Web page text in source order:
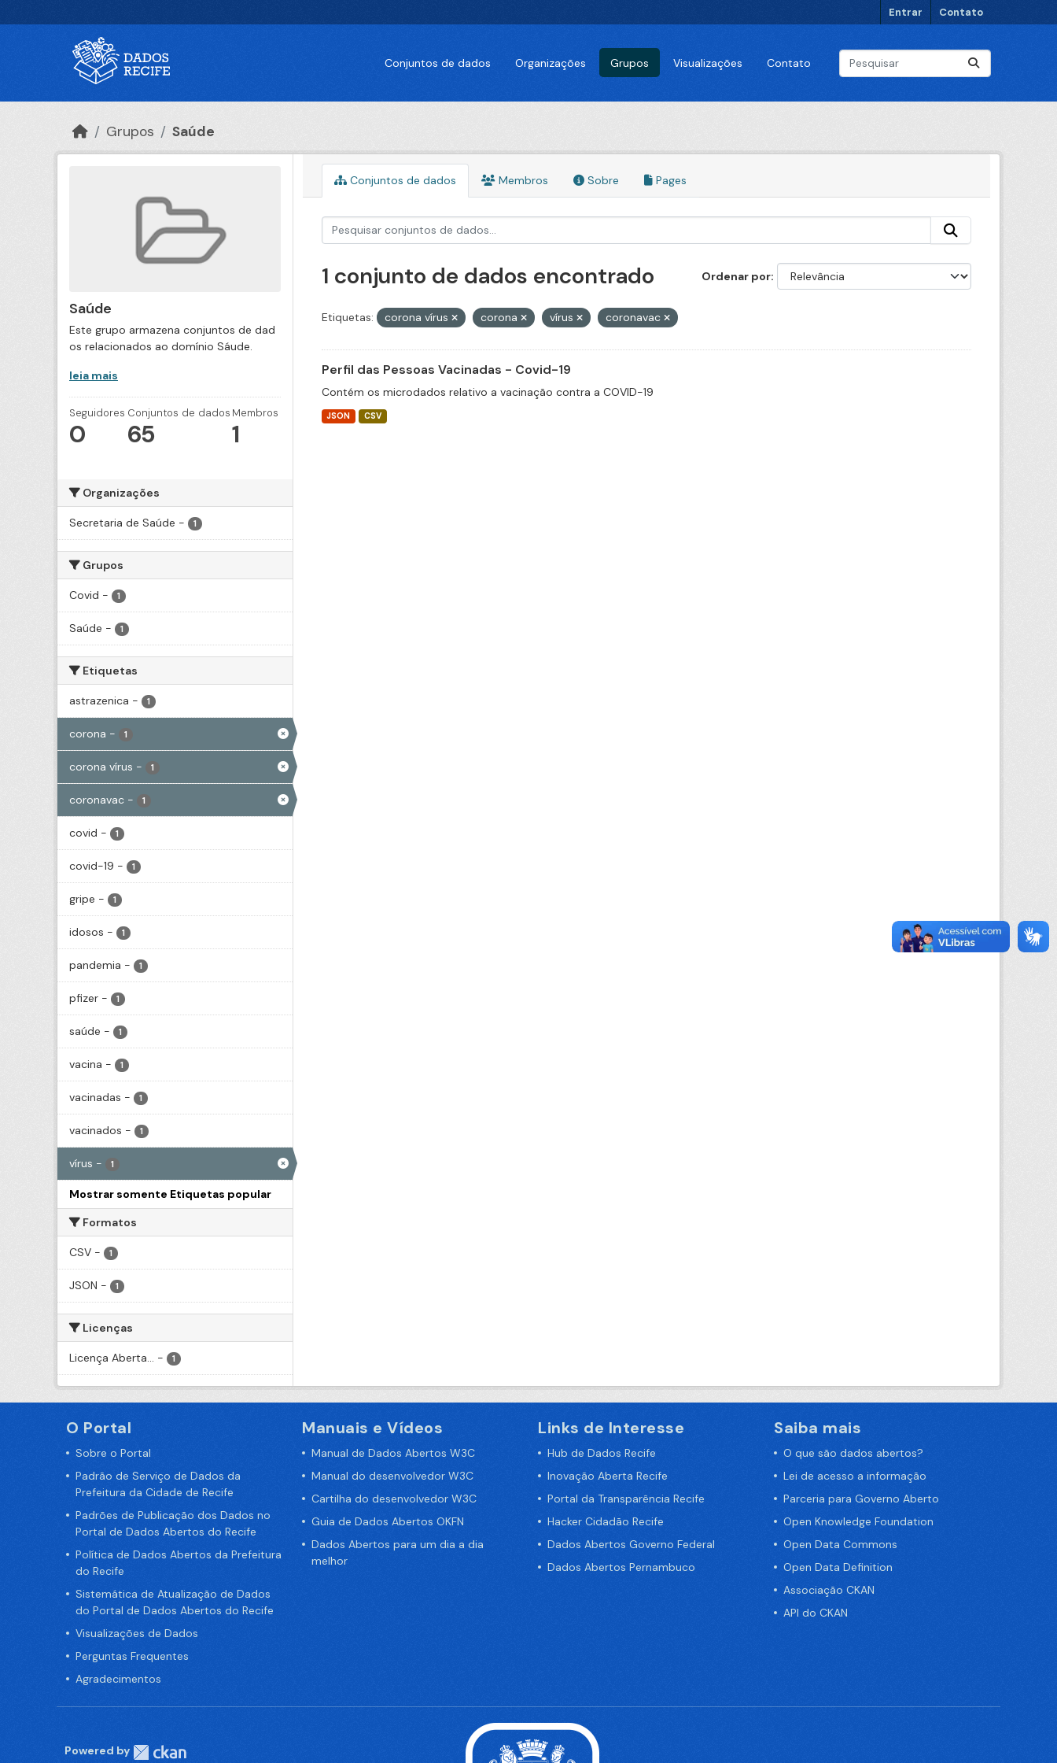
Entrar Contato
Conjuntos de dados Organizações Grupos Visualizações Contato
Grupos Saúde
Saúde
Este grupo armazena conjuntos de dad
os relacionados ao domínio Sáude.
leia mais
Seguidores
0
Conjuntos de dados
65
Membros
1
Organizações
Secretaria de Saúde - 1
Grupos
Covid - 1
Saúde - 1
Etiquetas
astrazenica - 1
corona - 1
corona vírus - 1
coronavac - 1
covid - 1
covid-19 - 1
gripe - 1
idosos - 1
pandemia - 1
pfizer - 1
saúde - 1
vacina - 1
vacinadas - 1
vacinados - 1
vírus - 1
Mostrar somente Etiquetas popular
Formatos
CSV - 1
JSON - 1
Licenças
Licença Aberta... - 1
Conjuntos de dados Membros Sobre Pages
Ordenar por
1 conjunto de dados encontrado
Etiquetas: corona vírus corona vírus coronavac
Perfil das Pessoas Vacinadas - Covid-19
Contém os microdados relativo a vacinação contra a COVID-19
JSON CSV
O Portal
Sobre o Portal
Padrão de Serviço de Dados da
Prefeitura da Cidade de Recife
Padrões de Publicação dos Dados no
Portal de Dados Abertos do Recife
Política de Dados Abertos da Prefeitura
do Recife
Sistemática de Atualização de Dados
do Portal de Dados Abertos do Recife
Visualizações de Dados
Perguntas Frequentes
Agradecimentos
Manuais e Vídeos
Manual de Dados Abertos W3C
Manual do desenvolvedor W3C
Cartilha do desenvolvedor W3C
Guia de Dados Abertos OKFN
Dados Abertos para um dia a dia
melhor
Links de Interesse
Hub de Dados Recife
Inovação Aberta Recife
Portal da Transparência Recife
Hacker Cidadão Recife
Dados Abertos Governo Federal
Dados Abertos Pernambuco
Saiba mais
O que são dados abertos?
Lei de acesso a informação
Parceria para Governo Aberto
Open Knowledge Foundation
Open Data Commons
Open Data Definition
Associação CKAN
API do CKAN
Powered by